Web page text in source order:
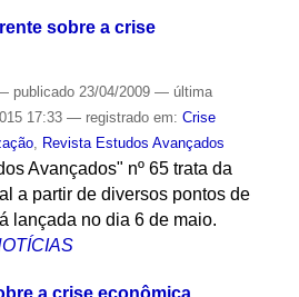
sobre a crise
publicado23/04/2009 — última
17:33 — registrado em: Crise
, Revista Estudos Avançados
Avançados" nº 65 trata da
a partir de diversos pontos de
lançada no dia 6 de maio.
a crise econômica